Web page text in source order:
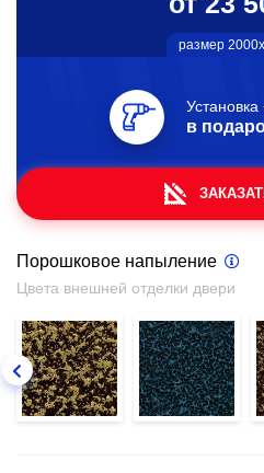
размер
Установка
в
Порошковое напыление
Цвета внешней отделки двери